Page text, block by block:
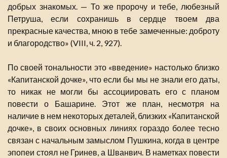
добрых знакомых. — То же пророчу и тебе, любезный
Петруша, если сохранишь в сердце твоем два
прекрасные качества, мною в тебе замеченные: доброту
и благородство» (VIII, ч. 2, 927).
По своей тональности это «введение» настолько близко
«Капитанской дочке», что если бы мы не знали его даты,
то никак не могли бы ассоциировать его с планом
повести о Башарине. Этот же план, несмотря на
наличие в нем некоторых деталей, близких «Капитанской
дочке», в своих основных линиях гораздо более тесно
связан с начальным замыслом Пушкина, когда в центре
эпопеи стоял не Гринев, а Шванвич. В наметках повести